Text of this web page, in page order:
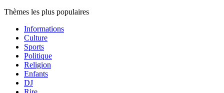
Thèmes les plus populaires
Informations
Culture
Sports
Politique
Religion
Enfants
DJ